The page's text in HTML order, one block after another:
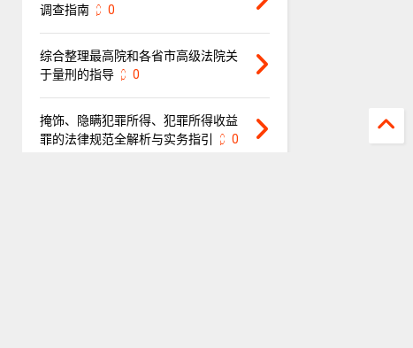
调查指南
0
综合整理最高院和各省市高级法院关
于量刑的指导
0
掩饰、隐瞒犯罪所得、犯罪所得收益
罪的法律规范全解析与实务指引
0